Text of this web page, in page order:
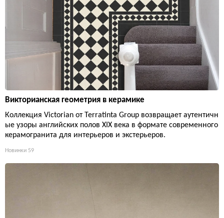
Викторианская геометрия в керамике
Коллекция Victorian от Terratinta Group возвращает аутентичн
ые узоры английских полов XIX века в формате современного
керамогранита для интерьеров и экстерьеров.
Новинки 59